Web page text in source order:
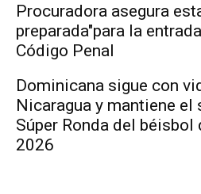
Procuradora asegura
preparada"para la
Código Penal
Dominicana sigue con
Nicaragua y mantiene el
Súper Ronda del béisbol
2026